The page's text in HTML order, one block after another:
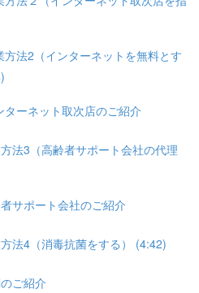
法2（インターネットを無料とす
ーネット取次店のご紹介
法3（高齢者サポート会社の代理
サポート会社のご紹介
法4（消毒抗菌をする） (4:42)
ご紹介